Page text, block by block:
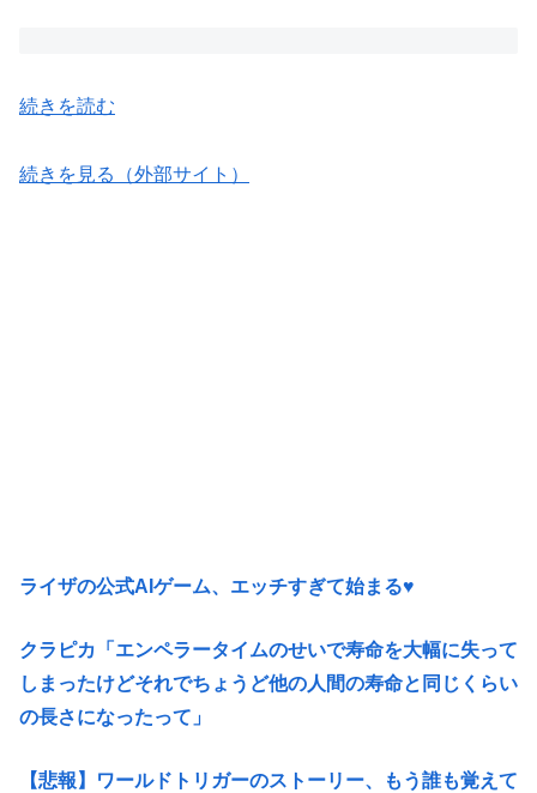
続きを読む
続きを見る（外部サイト）
ライザの公式AIゲーム、エッチすぎて始まる♥
クラピカ「エンペラータイムのせいで寿命を大幅に失って
しまったけどそれでちょうど他の人間の寿命と同じくらい
の長さになったって」
【悲報】ワールドトリガーのストーリー、もう誰も覚えて